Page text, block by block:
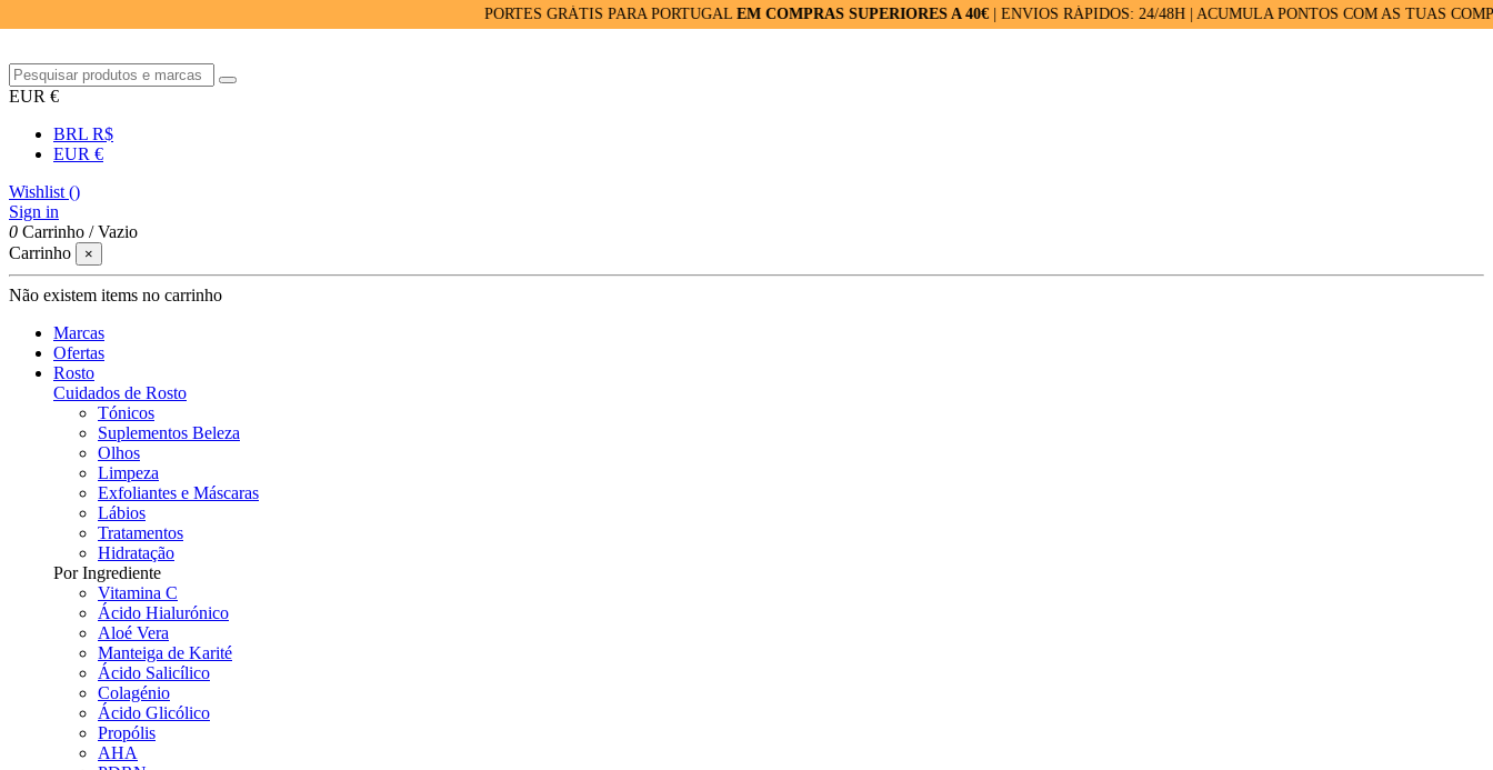
PORTES GRÁTIS PARA PORTUGALEM COMPRAS SUPERIORES A 40€| ENVIOS RÁPIDOS: 24/48H | ACUMULA PONTOS COM AS TUAS COMPRAS |
EUR €
BRL R$
EUR €
Wishlist ()
Sign in
0 Carrinho /Vazio
Carrinho
×
Não existem items no carrinho
Marcas
Ofertas
Rosto
Cuidados de Rosto
Tónicos
Suplementos Beleza
Olhos
Limpeza
Exfoliantes e Máscaras
Lábios
Tratamentos
Hidratação
Por Ingrediente
Vitamina C
Ácido Hialurónico
Aloé Vera
Manteiga de Karité
Ácido Salicílico
Colagénio
Ácido Glicólico
Propólis
AHA